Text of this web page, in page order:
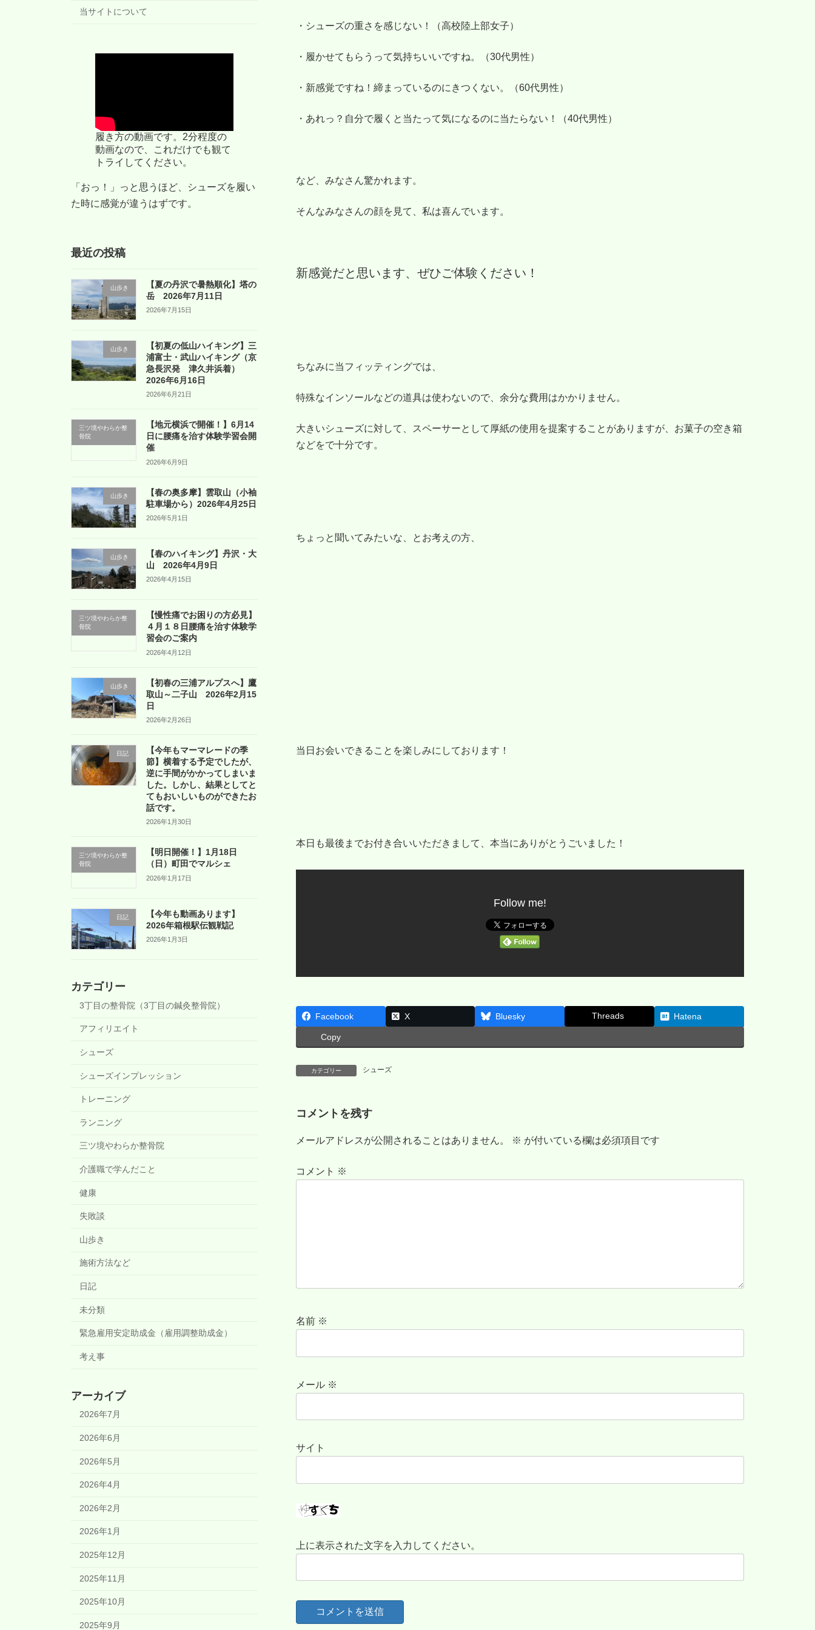
・シューズの重さを感じない！（高校陸上部女子）
・履かせてもらうって気持ちいいですね。（30代男性）
・新感覚ですね！締まっているのにきつくない。（60代男性）
・あれっ？自分で履くと当たって気になるのに当たらない！（40代男性）
など、みなさん驚かれます。
そんなみなさんの顔を見て、私は喜んでいます。
新感覚だと思います、ぜひご体験ください！
ちなみに当フィッティングでは、
特殊なインソールなどの道具は使わないので、 余分な費用はかかりません。
大きいシューズに対して、スペーサーとして厚紙の使用を提案することがありますが、お菓子の空き箱
などをで十分です。
ちょっと聞いてみたいな、とお考えの方、
当日お会いできることを楽しみにしております！
本日も最後までお付き合いいただきまして、本当にありがとうごいました！
Follow me!
Facebook X Bluesky Threads Hatena
Copy
カテゴリー シューズ
コメントを残す
メールアドレスが公開されることはありません。 ※ が付いている欄は必須項目です
コメント ※
名前 ※
メール ※
サイト
上に表示された文字を入力してください。
当サイトについて
履き方の動画です。2分程度の
動画なので、これだけでも観て
トライしてください。
「おっ！」っと思うほど、シューズを履い
た時に感覚が違うはずです。
最近の投稿
山歩き
【夏の丹沢で暑熱順化】塔の
岳 2026年7月11日
2026年7月15日
山歩き
【初夏の低山ハイキング】三
浦富士・武山ハイキング（京
急長沢発 津久井浜着）
2026年6月16日
2026年6月21日
三ツ境やわらか整
骨院
【地元横浜で開催！】6月14
日に腰痛を治す体験学習会開
催
2026年6月9日
山歩き
【春の奥多摩】雲取山（小袖
駐車場から）2026年4月25日
2026年5月1日
山歩き
【春のハイキング】丹沢・大
山 2026年4月9日
2026年4月15日
三ツ境やわらか整
骨院
【慢性痛でお困りの方必見】
４月１８日腰痛を治す体験学
習会のご案内
2026年4月12日
山歩き
【初春の三浦アルプスへ】鷹
取山～二子山 2026年2月15
日
2026年2月26日
日記
【今年もマーマレードの季
節】横着する予定でしたが、
逆に手間がかかってしまいま
した。しかし、結果としてと
てもおいしいものができたお
話です。
2026年1月30日
三ツ境やわらか整
骨院
【明日開催！】1月18日
（日）町田でマルシェ
2026年1月17日
日記
【今年も動画あります】
2026年箱根駅伝観戦記
2026年1月3日
カテゴリー
3丁目の整骨院（3丁目の鍼灸整骨院）
アフィリエイト
シューズ
シューズインプレッション
トレーニング
ランニング
三ツ境やわらか整骨院
介護職で学んだこと
健康
失敗談
山歩き
施術方法など
日記
未分類
緊急雇用安定助成金（雇用調整助成金）
考え事
アーカイブ
2026年7月
2026年6月
2026年5月
2026年4月
2026年2月
2026年1月
2025年12月
2025年11月
2025年10月
2025年9月